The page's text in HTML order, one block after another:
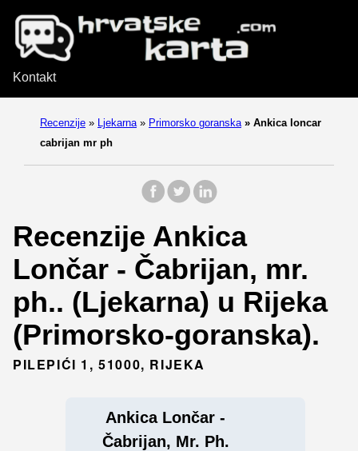
Kontakt
Recenzije » Ljekarna » Primorsko goranska » Ankica loncar
cabrijan mr ph
Recenzije Ankica
Lončar - Čabrijan, mr.
ph.. (Ljekarna) u Rijeka
(Primorsko-goranska).
PILEPIĆI 1, 51000, RIJEKA
Ankica Lončar -
Čabrijan, Mr. Ph.